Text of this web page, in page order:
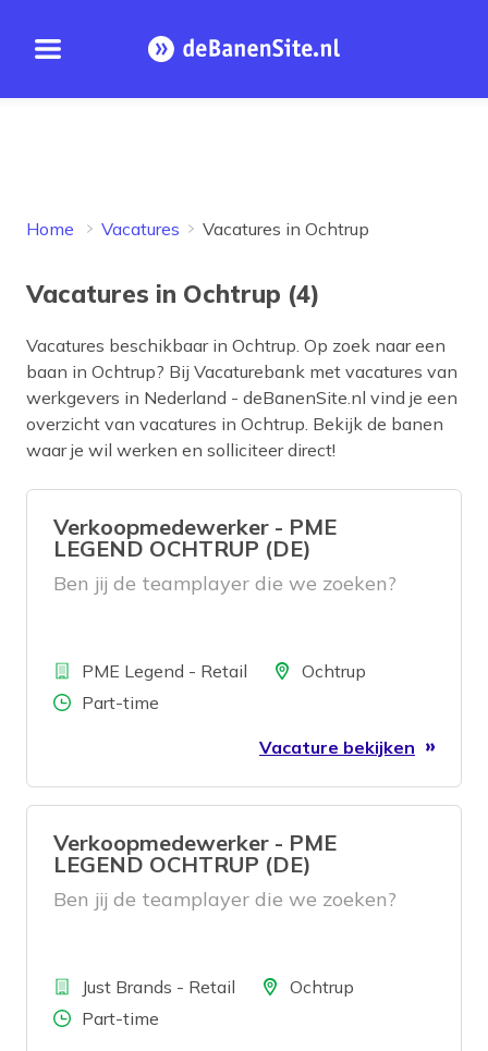
Open menu Homepage
Home Vacatures Vacatures in Ochtrup
Vacatures in Ochtrup (4)
Vacatures beschikbaar in Ochtrup. Op zoek naar een
baan in Ochtrup? Bij Vacaturebank met vacatures van
werkgevers in Nederland - deBanenSite.nl vind je een
overzicht van vacatures in Ochtrup. Bekijk de banen
waar je wil werken en solliciteer direct!
Verkoopmedewerker - PME
LEGEND OCHTRUP (DE)
Ben jij de teamplayer die we zoeken?
BedrijfPME Legend - Retail LocatieOchtrup
Aantal uren
Part-time
Vacature bekijken
Verkoopmedewerker - PME
LEGEND OCHTRUP (DE)
Ben jij de teamplayer die we zoeken?
BedrijfJust Brands - Retail LocatieOchtrup
Aantal uren
Part-time